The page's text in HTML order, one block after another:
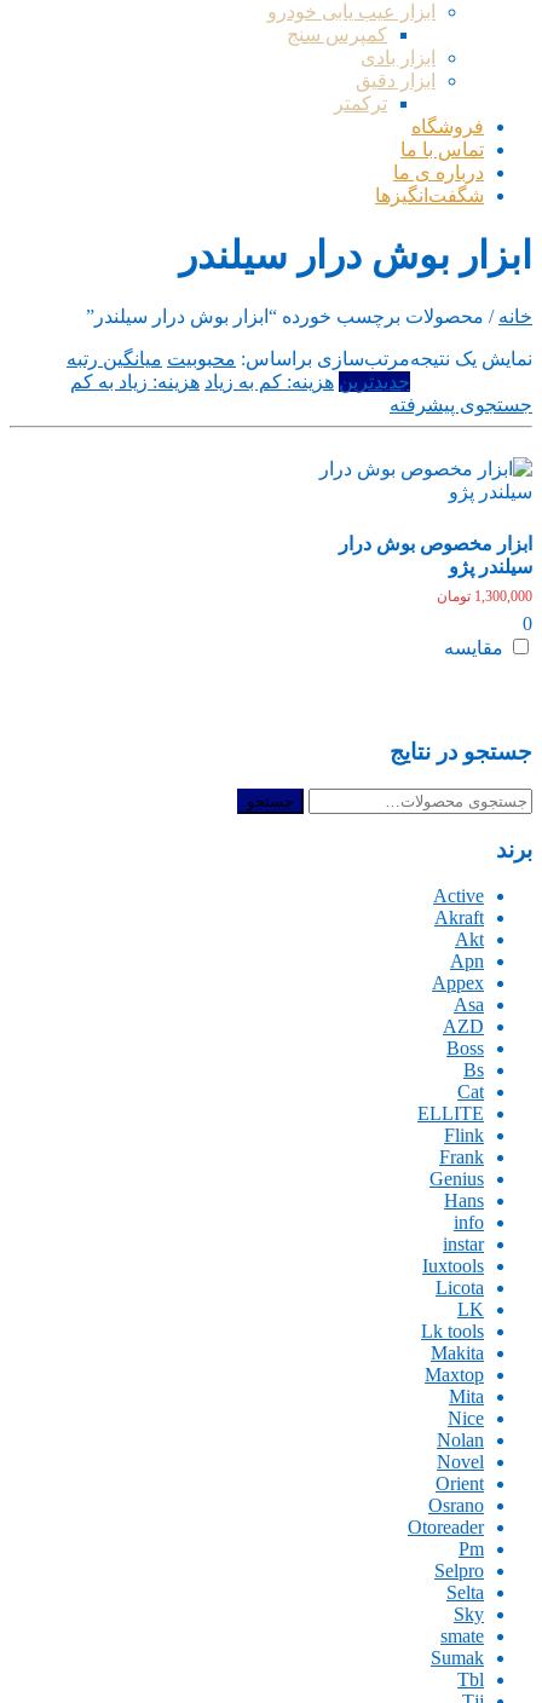
ابزار عیب یابی خودرو
کمپرس سنج
ابزار بادی
ابزار دقیق
ترکمتر
فروشگاه
تماس با ما
درباره ی ما
شگفت‌انگیزها
ابزار بوش درار سیلندر
خانه / محصولات برچسب خورده “ابزار بوش درار سیلندر”
نمایش یک نتیجهمرتب‌سازی براساس: محبوبیت میانگین رتبه
جدیدترین هزینه: کم به زیاد هزینه: زیاد به کم
جستجوی پیشرفته
ابزار مخصوص بوش درار
سیلندر پژو
1,300,000 تومان
0
مقایسه
جستجو در نتایج
جستجو
جستجو
برند
Active
Akraft
Akt
Apn
Appex
Asa
AZD
Boss
Bs
Cat
ELLITE
Flink
Frank
Genius
Hans
info
instar
Iuxtools
Licota
LK
Lk tools
Makita
Maxtop
Mita
Nice
Nolan
Novel
Orient
Osrano
Otoreader
Pm
Selpro
Selta
Sky
smate
Sumak
Tbl